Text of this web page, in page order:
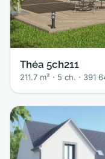
Théa 5ch211
211.7 m² · 5 ch. · 391